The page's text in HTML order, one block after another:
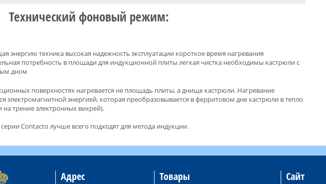
Технический фоновый режим:
энергию техника высокая надежность эксплуатации короткое время нагревания
потребность в площади для индукционной плиты легкая чистка необходимы кастрюли с
дном
поверхностях нагревается не площадь плиты, а днище кастрюли. Нагревание
электромагнитной энергией, которая преобразовывается в ферритовом дне кастрюли в тепло
на трение электронных вихрей).
Contacto лучше всего подходят для метода индукции.
Адрес Товары Сайт